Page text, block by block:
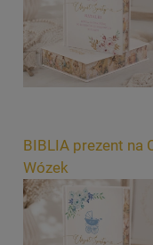
BIBLIA prezent na
Wózek